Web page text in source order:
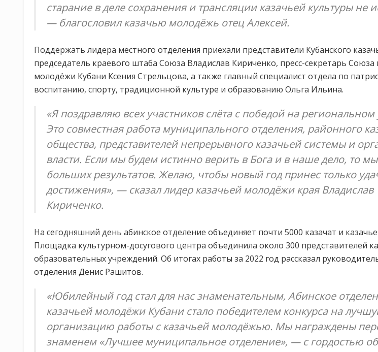
старание в деле сохранения и трансляции казачьей культуры не
— благословил казачью молодёжь отец Алексей.
Поддержать лидера местного отделения приехали представители Кубанского
председатель краевого штаба Союза Владислав Кириченко, пресс-секретарь Союза
молодёжи Кубани Ксения Стрельцова, а также главный специалист отдела по
воспитанию, спорту, традиционной культуре и образованию Ольга Ильина.
«Я поздравляю всех участников слёта с победой на региональном
Это совместная работа муниципального отделения, районного
общества, представителей непрерывного казачьей системы и
власти. Если мы будем истинно верить в Бога и в наше дело, то
больших результатов. Желаю, чтобы новый год принес только
достижения», — сказал лидер казачьей молодёжи края Владислав
Кириченко.
На сегодняшний день абинское отделение объединяет почти 5000 казачат и
Площадка культурном-досугового центра объединила около 300 представителей
образовательных учреждений. Об итогах работы за 2022 год рассказал
отделения Денис Рашитов.
«Юбилейный год стал для нас знаменательным, Абинское
казачьей молодёжи Кубани стало победителем конкурса на
организацию работы с казачьей молодёжью. Мы награждены
знаменем «Лучшее муниципальное отделение», — с гордостью